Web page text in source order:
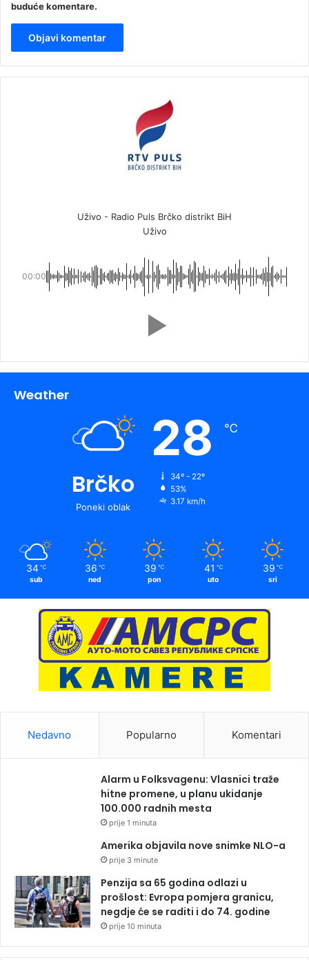
buduće komentare.
Uživo - Radio Puls Brčko distrikt BiH
Uživo
00:00
Weather
Brčko
Poneki oblak
28 ℃
34º - 22º
53%
3.17 km/h
34 ℃
sub
36 ℃
ned
39 ℃
pon
41 ℃
uto
39 ℃
sri
Nedavno Popularno Komentari
Alarm u Folksvagenu: Vlasnici traže
hitne promene, u planu ukidanje
100.000 radnih mesta
prije 1 minuta
Amerika objavila nove snimke NLO-a
prije 3 minute
Penzija sa 65 godina odlazi u
prošlost: Evropa pomjera granicu,
negdje će se raditi i do 74. godine
prije 10 minuta